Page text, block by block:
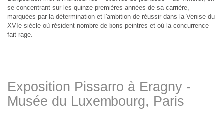
se concentrant sur les quinze premières années de sa carrière,
marquées par la détermination et l'ambition de réussir dans la Venise du
XVIe siècle où résident nombre de bons peintres et où la concurrence
fait rage.
Exposition Pissarro à Eragny -
Musée du Luxembourg, Paris